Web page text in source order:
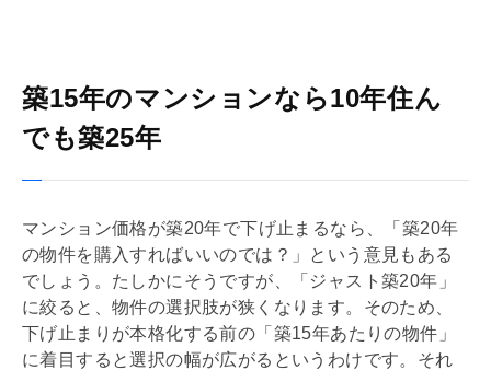
築15年のマンションなら10年住ん
でも築25年
マンション価格が築20年で下げ止まるなら、「築20年
の物件を購入すればいいのでは？」という意見もある
でしょう。たしかにそうですが、「ジャスト築20年」
に絞ると、物件の選択肢が狭くなります。そのため、
下げ止まりが本格化する前の「築15年あたりの物件」
に着目すると選択の幅が広がるというわけです。それ